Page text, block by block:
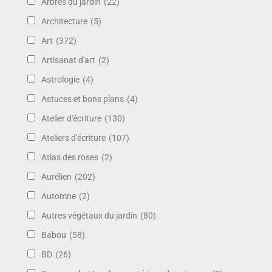
Architecture (5)
Art (372)
Artisanat d'art (2)
Astrologie (4)
Astuces et bons plans (4)
Atelier d'écriture (130)
Ateliers d'écriture (107)
Atlas des roses (2)
Aurélien (202)
Automne (2)
Autres végétaux du jardin (80)
Babou (58)
BD (26)